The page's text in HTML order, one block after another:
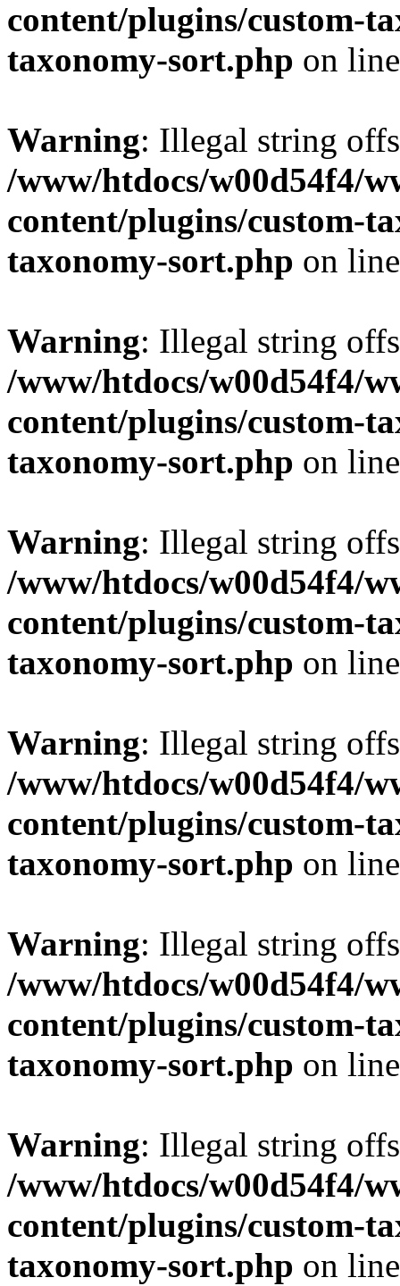
content/plugins/custom-
taxonomy-sort.php on
Warning: Illegal string
/www/htdocs/w00d54f4/
content/plugins/custom-
taxonomy-sort.php on
Warning: Illegal string
/www/htdocs/w00d54f4/
content/plugins/custom-
taxonomy-sort.php on
Warning: Illegal string
/www/htdocs/w00d54f4/
content/plugins/custom-
taxonomy-sort.php on
Warning: Illegal string
/www/htdocs/w00d54f4/
content/plugins/custom-
taxonomy-sort.php on
Warning: Illegal string
/www/htdocs/w00d54f4/
content/plugins/custom-
taxonomy-sort.php on
Warning: Illegal string
/www/htdocs/w00d54f4/
content/plugins/custom-
taxonomy-sort.php on